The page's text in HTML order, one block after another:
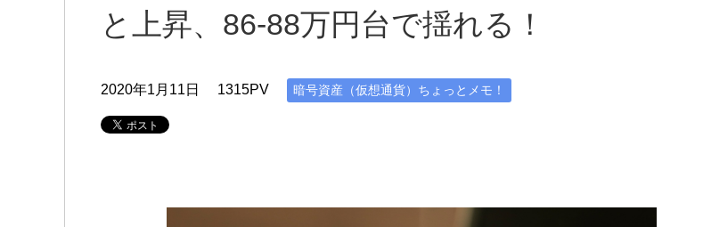
と上昇、86-88万円台で揺れる！
2020年1月11日 1315PV 暗号資産（仮想通貨）ちょっとメモ！